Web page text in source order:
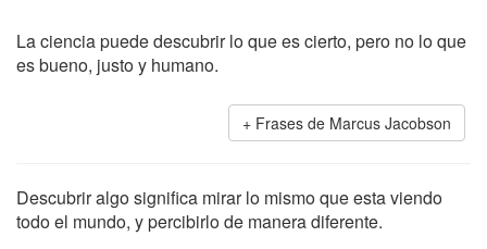
La ciencia puede descubrir lo que es cierto, pero no lo que
es bueno, justo y humano.
Frases de Marcus Jacobson
Descubrir algo significa mirar lo mismo que esta viendo
todo el mundo, y percibirlo de manera diferente.